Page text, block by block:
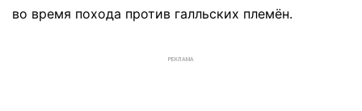
во время похода против галльских племён.
РЕКЛАМА